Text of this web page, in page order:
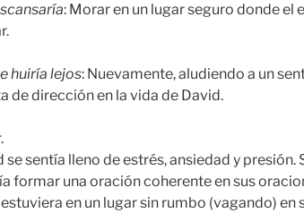
: Morar en un lugar seguro donde el
huiría lejos: Nuevamente, aludiendo a un
de dirección en la vida de David.
se sentía lleno de estrés, ansiedad y presión.
formar una oración coherente en sus
en un lugar sin rumbo (vagando) en